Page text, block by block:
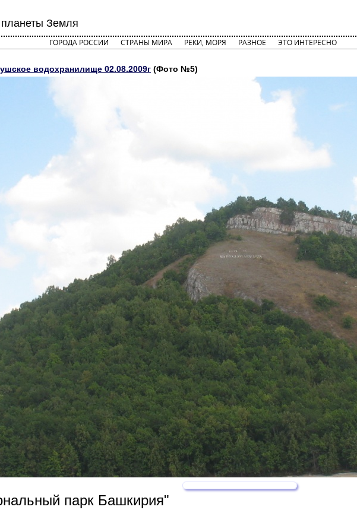
Земля
ГОРОДА РОССИИ СТРАНЫ МИРА РЕКИ, МОРЯ РАЗНОЕ ЭТО ИНТЕРЕСНО
водохранилище 02.08.2009г (Фото №5)
парк Башкирия"